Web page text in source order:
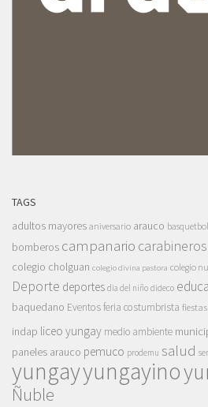
TAGS
adultos mayores aniversario arauco basquetbol
bomberos campanario carabineros
colegio cholguan colegio divina pastora colegio
Deporte deportes dia del niño dideco
baquedano Eventosferia costumbrista
indap liceo yungay medio ambiente
paneles arauco pemuco prodemu salud
yungayyungayino
Ñuble